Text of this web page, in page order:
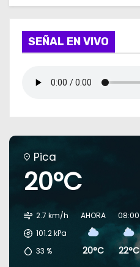
SEÑAL EN VIVO
Pica
20°C
2.7 km/h
101.2kPa
33 %
AHORA
20°C
08:00
22°C